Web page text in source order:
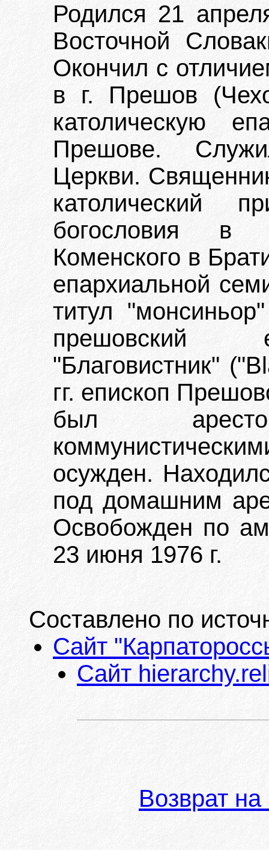
Родился 21
Восточной
Окончил с
в г. Прешов
католическую
Прешове.
Церкви.
католический
богословия в
Коменского в
епархиальной
титул
прешовский
"Благовистник"
гг. епископ
был
осужден.
под домашним
Освобожден по
23 июня 1976 г.
Составлено по
Сайт
Сайт
Возврат